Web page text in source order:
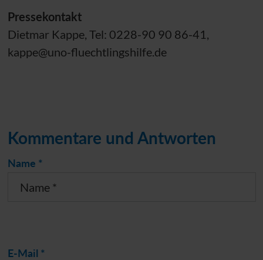
Pressekontakt
Dietmar Kappe, Tel: 0228-90 90 86-41,
kappe@uno-fluechtlingshilfe.de
Kommentare und Antworten
Name *
E-Mail *